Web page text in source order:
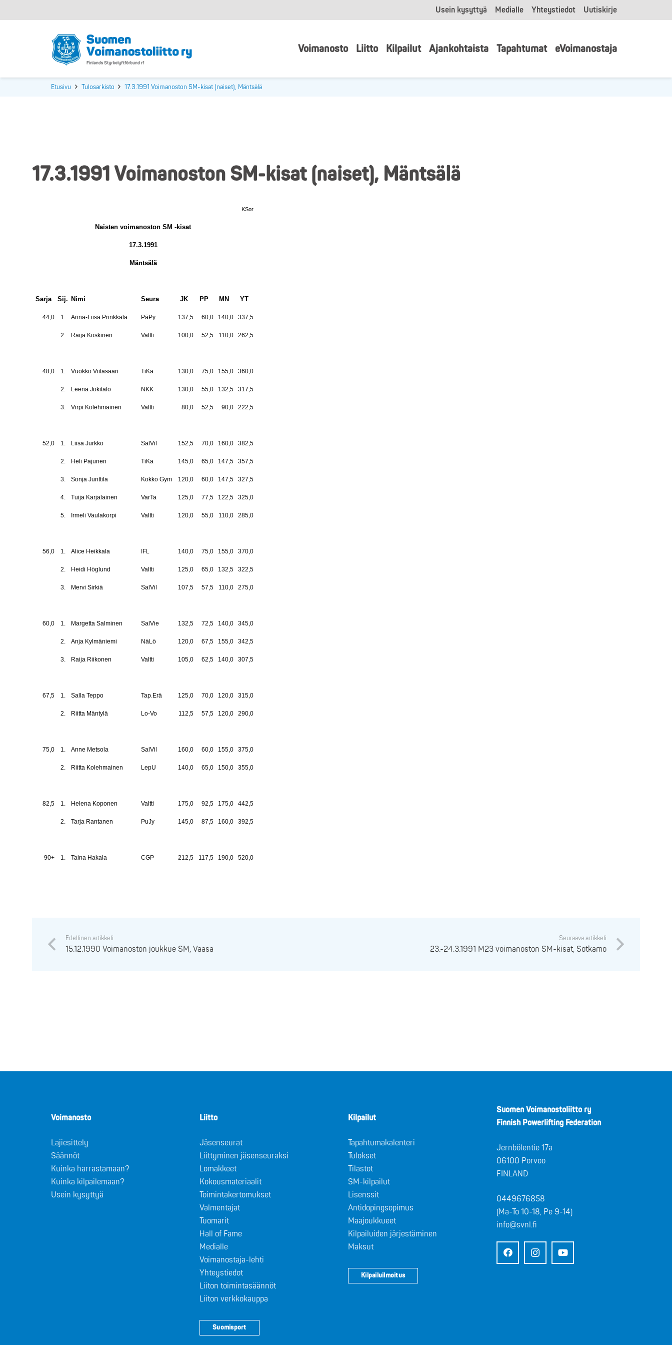
Usein kysyttyä Medialle Yhteystiedot Uutiskirje
Voimanosto Liitto Kilpailut Ajankohtaista Tapahtumat eVoimanostaja
Etusivu Tulosarkisto 17.3.1991 Voimanoston SM-kisat (naiset), Mäntsälä
17.3.1991 Voimanoston SM-kisat (naiset), Mäntsälä
KSor
Naisten voimanoston SM -kisat
17.3.1991
Mäntsälä
Sarja Sij. Nimi Seura JK PP MN YT
44,0 1. Anna-Liisa Prinkkala PäPy 137,5 60,0 140,0 337,5
2. Raija Koskinen Valtti 100,0 52,5 110,0 262,5
48,0 1. Vuokko Viitasaari TiKa 130,0 75,0 155,0 360,0
2. Leena Jokitalo NKK 130,0 55,0 132,5 317,5
3. Virpi Kolehmainen Valtti 80,0 52,5 90,0 222,5
52,0 1. Liisa Jurkko SalVil 152,5 70,0 160,0 382,5
2. Heli Pajunen TiKa 145,0 65,0 147,5 357,5
3. Sonja Junttila Kokko Gym 120,0 60,0 147,5 327,5
4. Tuija Karjalainen VarTa 125,0 77,5 122,5 325,0
5. Irmeli Vaulakorpi Valtti 120,0 55,0 110,0 285,0
56,0 1. Alice Heikkala IFL 140,0 75,0 155,0 370,0
2. Heidi Höglund Valtti 125,0 65,0 132,5 322,5
3. Mervi Sirkiä SalVil 107,5 57,5 110,0 275,0
60,0 1. Margetta Salminen SalVie 132,5 72,5 140,0 345,0
2. Anja Kylmäniemi NäLö 120,0 67,5 155,0 342,5
3. Raija Riikonen Valtti 105,0 62,5 140,0 307,5
67,5 1. Salla Teppo Tap.Erä 125,0 70,0 120,0 315,0
2. Riitta Mäntylä Lo-Vo 112,5 57,5 120,0 290,0
75,0 1. Anne Metsola SalVil 160,0 60,0 155,0 375,0
2. Riitta Kolehmainen LepU 140,0 65,0 150,0 355,0
82,5 1. Helena Koponen Valtti 175,0 92,5 175,0 442,5
2. Tarja Rantanen PuJy 145,0 87,5 160,0 392,5
90+ 1. Taina Hakala CGP 212,5 117,5 190,0 520,0
Edellinen artikkeli
15.12.1990 Voimanoston joukkue SM, Vaasa
Seuraava artikkeli
23.-24.3.1991 M23 voimanoston SM-kisat, Sotkamo
Voimanosto
Lajiesittely
Säännöt
Kuinka harrastamaan?
Kuinka kilpailemaan?
Usein kysyttyä
Liitto
Jäsenseurat
Liittyminen jäsenseuraksi
Lomakkeet
Kokousmateriaalit
Toimintakertomukset
Valmentajat
Tuomarit
Hall of Fame
Medialle
Voimanostaja-lehti
Yhteystiedot
Liiton toimintasäännöt
Liiton verkkokauppa
Suomisport
Kilpailut
Tapahtumakalenteri
Tulokset
Tilastot
SM-kilpailut
Lisenssit
Antidopingsopimus
Maajoukkueet
Kilpailuiden järjestäminen
Maksut
Kilpailuilmoitus
Suomen Voimanostoliitto ry
Finnish Powerlifting Federation
Jernbölentie 17a
06100 Porvoo
FINLAND
0449676858
(Ma-To 10-18, Pe 9-14)
info@svnl.fi